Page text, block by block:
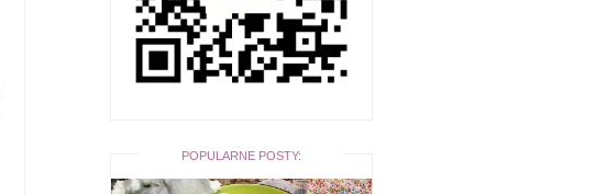
POPULARNE POSTY: